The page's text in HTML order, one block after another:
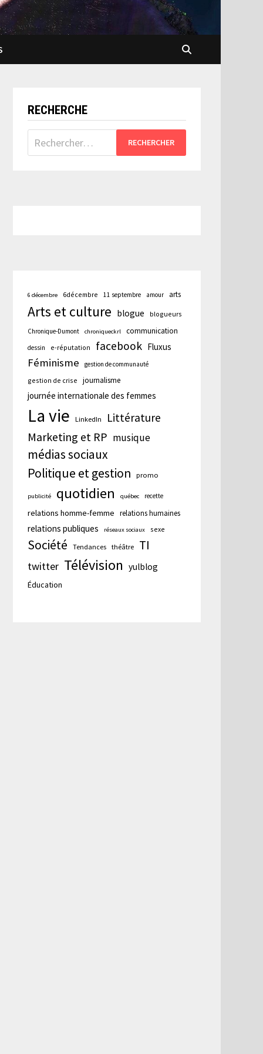
RECHERCHE
Rechercher :
6 décembre 6décembre 11 septembre amour arts
Arts et culture blogue blogueurs
Chronique-Dumont chroniqueckrl communication
dessin e-réputation facebook Fluxus
Féminisme gestion de communauté
gestion de crise journalisme
journée internationale des femmes
La vie LinkedIn Littérature
Marketing et RP musique
médias sociaux
Politique et gestion
promo
publicité quotidien québec recette
relations homme-femme relations humaines
relations publiques réseaux sociaux sexe
Société Tendances théâtre TI
twitter Télévision yulblog
Éducation